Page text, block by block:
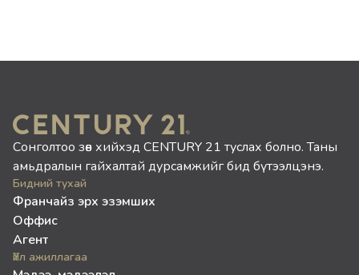
Сонголтоо зөв хийхэд CENTURY 21 туслах болно. Таны
амьдралын гайхалтай дурсамжийг бид бүтээлцэнэ.
Бидний тухай
Франчайз эрх эзэмших
Оффис
Агент
Үйл ажиллагаа